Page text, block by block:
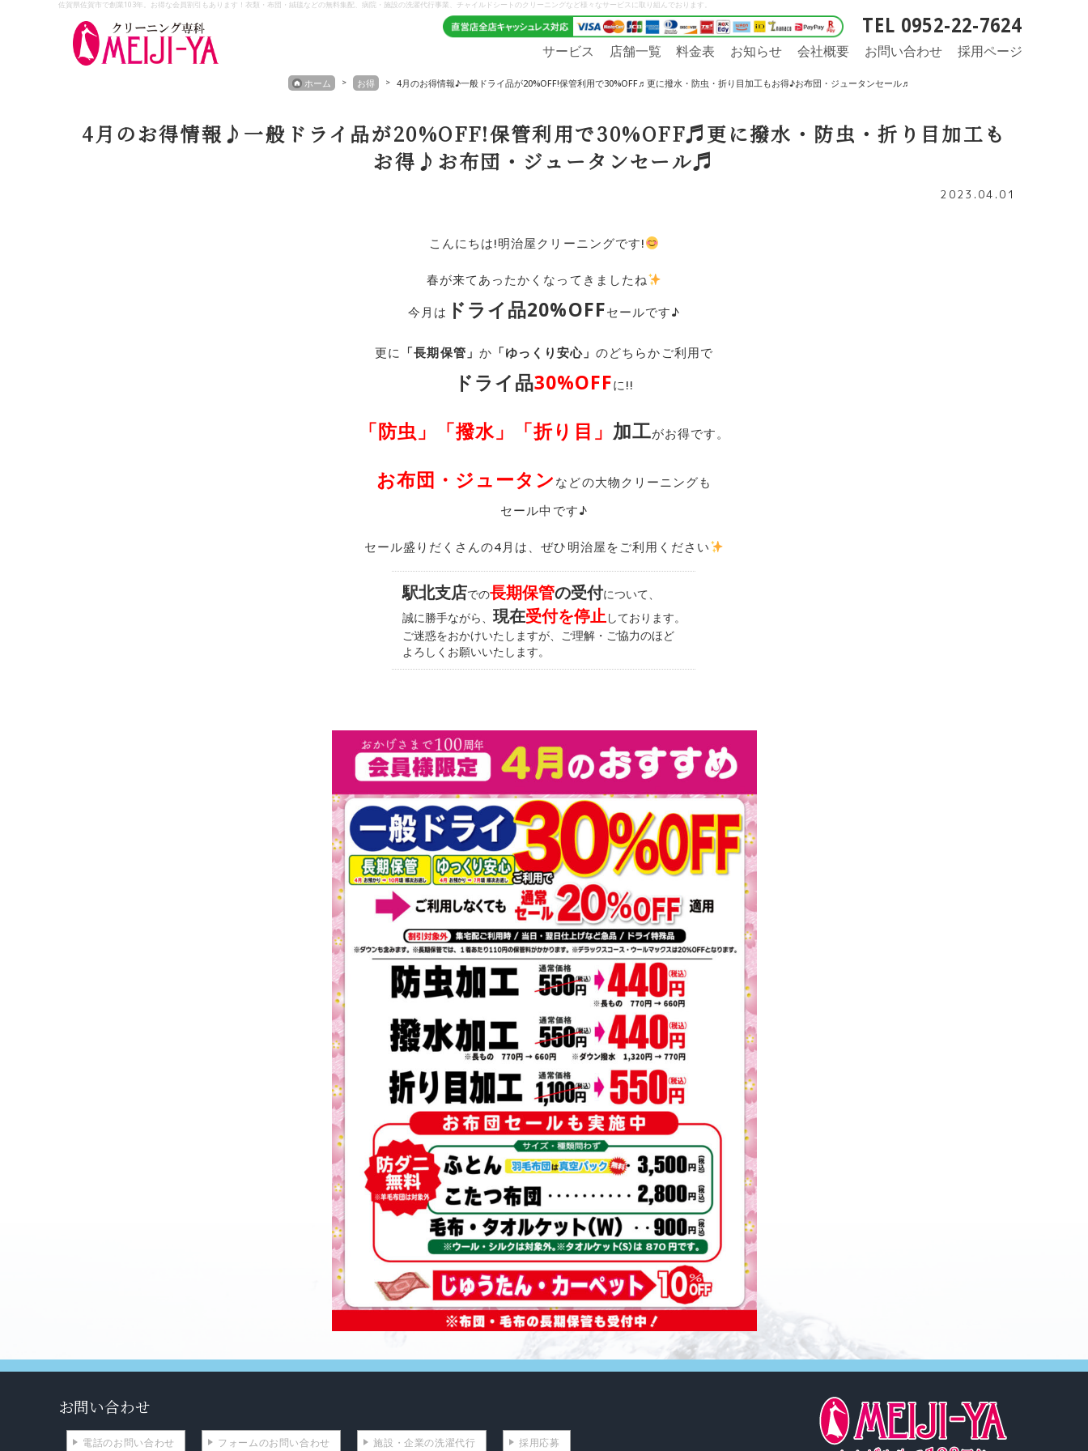
佐賀県佐賀市で創業103年。お得な会員割引もあります！衣類・布団・絨毯などの無料集配、病院・施設の洗濯代行事業、チャイルドシートのクリーニングなど様々なサービスに取り組んでおります。
TEL 0952-22-7624
サービス 店舗一覧 料金表 お知らせ 会社概要 お問い合わせ 採用ページ
ホーム お得 4月のお得情報♪一般ドライ品が20%OFF!保管利用で30%OFF♬更に撥水・防虫・折り目加工もお得♪お布団・ジュータンセール♬
4月のお得情報♪一般ドライ品が20%OFF!保管利用で30%OFF♬更に撥水・防虫・折り目加工も
お得♪お布団・ジュータンセール♬
2023.04.01
こんにちは!明治屋クリーニングです!
春が来てあったかくなってきましたね
今月は ドライ品20%OFFセールです♪
更に 「長期保管」 か 「ゆっくり安心」のどちらかご利用で
ドライ品30%OFFに!!
「防虫」「撥水」「折り目」 加工がお得です。
お布団・ジュータン などの大物クリーニングも
セール中です♪
セール盛りだくさんの4月は、ぜひ明治屋をご利用ください
駅北支店での長期保管の受付について、
誠に勝手ながら、 現在受付を停止しております。
ご迷惑をおかけいたしますが、ご理解・ご協力のほど
よろしくお願いいたします。
お問い合わせ
電話のお問い合わせ フォームのお問い合わせ 施設・企業の洗濯代行 採用応募